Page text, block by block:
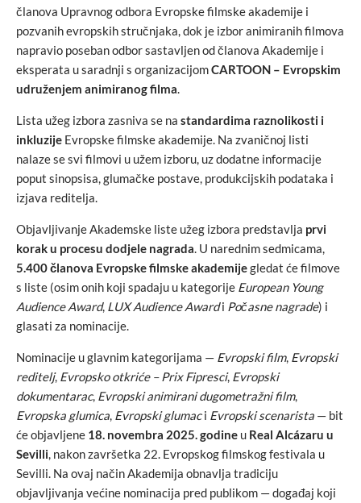
članova Upravnog odbora Evropske filmske akademije i
pozvanih evropskih stručnjaka, dok je izbor animiranih filmova
napravio poseban odbor sastavljen od članova Akademije i
eksperata u saradnji s organizacijomCARTOON – Evropskim
udruženjem animiranog filma.
Lista užeg izbora zasniva se na standardima raznolikosti i
inkluzije Evropske filmske akademije. Na zvaničnoj listi
nalaze se svi filmovi u užem izboru, uz dodatne informacije
poput sinopsisa, glumačke postave, produkcijskih podataka i
izjava reditelja.
Objavljivanje Akademske liste užeg izbora predstavlja prvi
korak u procesu dodjele nagrada. U narednim sedmicama,
5.400 članova Evropske filmske akademijegledat će filmove
s liste (osim onih koji spadaju u kategorije European Young
Audience Award, LUX Audience Awardi Počasne nagrade) i
glasati za nominacije.
Nominacije u glavnim kategorijama — Evropski film, Evropski
reditelj, Evropsko otkriće – Prix Fipresci, Evropski
dokumentarac, Evropski animirani dugometražni film,
Evropska glumica, Evropski glumaci Evropski scenarista — bit
će objavljene 18. novembra 2025. godine u Real Alcázaru u
Sevilli, nakon završetka 22. Evropskog filmskog festivala u
Sevilli. Na ovaj način Akademija obnavlja tradiciju
objavljivanja većine nominacija pred publikom — događaj koji